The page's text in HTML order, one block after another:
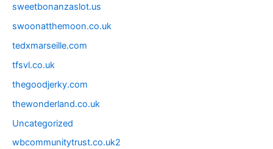
sweetbonanzaslot.us
swoonatthemoon.co.uk
tedxmarseille.com
tfsvl.co.uk
thegoodjerky.com
thewonderland.co.uk
Uncategorized
wbcommunitytrust.co.uk2